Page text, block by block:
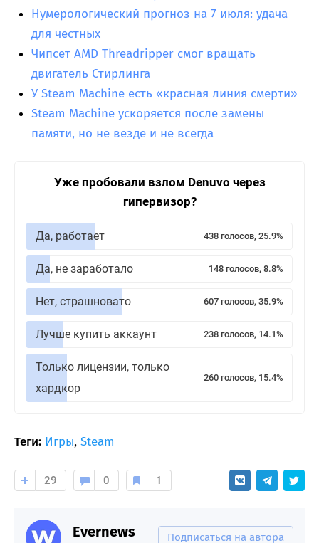
Нумерологический прогноз на 7 июля: удача
для честных
Чипсет AMD Threadripper смог вращать
двигатель Стирлинга
У Steam Machine есть «красная линия смерти»
Steam Machine ускоряется после замены
памяти, но не везде и не всегда
Уже пробовали взлом Denuvo через
гипервизор?
Да, работает 438 голосов, 25.9%
Да, не заработало 148 голосов, 8.8%
Нет, страшновато 607 голосов, 35.9%
Лучше купить аккаунт 238 голосов, 14.1%
Только лицензии, только
хардкор
260 голосов, 15.4%
Теги: Игры, Steam
29 0 1
Evernews Подписаться на автора